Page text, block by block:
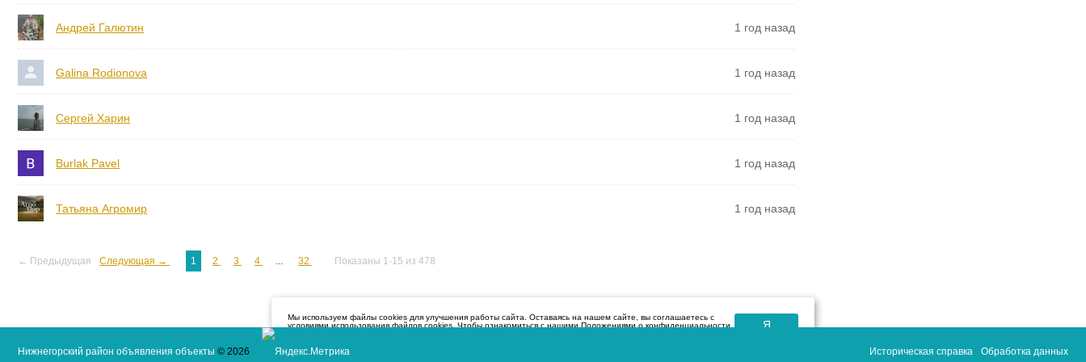
Андрей Галютин 1 год назад
Galina Rodionova 1 год назад
Сергей Харин 1 год назад
Burlak Pavel 1 год назад
Татьяна Агромир 1 год назад
← Предыдущая Следующая → 1 2 3 4 ... 32 Показаны 1-15 из 478
Мы используем файлы cookies для улучшения работы сайта. Оставаясь на нашем сайте, вы соглашаетесь с
условиями использования файлов cookies. Чтобы ознакомиться с нашими Положениями о конфиденциальности
Я
Нижнегорский район объявления объекты © 2026 Историческая справка Обработка данных